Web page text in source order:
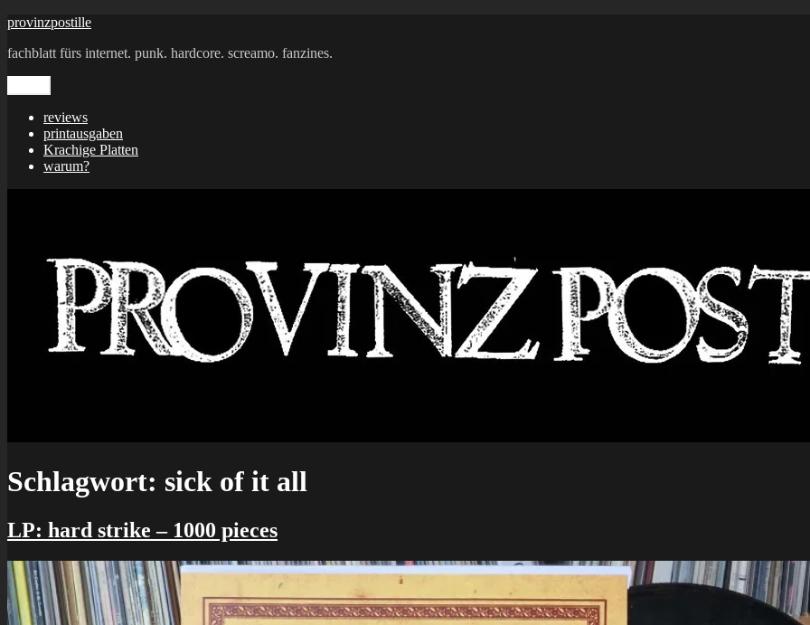
Zum
springen
provinzpostille
fachblatt fürs internet. punk. hardcore. screamo. fanzines.
reviews
printausgaben
Krachige Platten
warum?
Schlagwort: sick of it all
LP: hard strike – 1000 pieces